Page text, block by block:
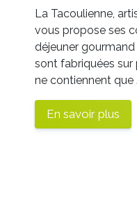
La Tacoulienne,
vous propose ses
déjeuner
sont fabriquées sur
ne contiennent que
En savoir plus